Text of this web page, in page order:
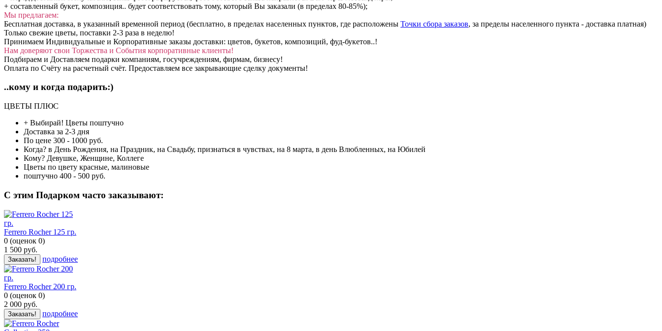
+ составленный букет, композиция.. будет соответствовать тому, который Вы заказали (в пределах 80-85%);
Мы предлагаем:
Бесплатная доставка, в указанный временной период (бесплатно, в пределах населенных пунктов, где расположены Точки сбора заказов, за пределы населенного пункта - доставка платная)
Только свежие цветы, поставки 2-3 раза в неделю!
Принимаем Индивидуальные и Корпоративные заказы доставки: цветов, букетов, композиций, фуд-букетов..!
Нам доверяют свои Торжества и События корпоративные клиенты!
Подбираем и Доставляем подарки компаниям, госучреждениям, фирмам, бизнесу!
Оплата по Счёту на расчетный счёт. Предоставляем все закрывающие сделку документы!
..кому и когда подарить:)
ЦВЕТЫ ПЛЮС
+ Выбирай! Цветы поштучно
Доставка за 2-3 дня
По цене 300 - 1000 руб.
Когда? в День Рождения, на Праздник, на Свадьбу, признаться в чувствах, на 8 марта, в день Влюбленных, на Юбилей
Кому? Девушке, Женщине, Коллеге
Цветы по цвету красные, малиновые
поштучно 400 - 500 руб.
C этим Подарком часто заказывают:
Ferrero Rocher 125 гр.
0 (оценок 0)
1 500 руб.
Заказать! подробнее
Ferrero Rocher 200 гр.
0 (оценок 0)
2 000 руб.
Заказать! подробнее